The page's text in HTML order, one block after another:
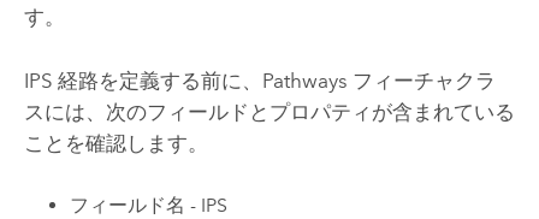
す。
IPS 経路を定義する前に、Pathways フィーチャクラ
スには、次のフィールドとプロパティが含まれている
ことを確認します。
フィールド名 - IPS